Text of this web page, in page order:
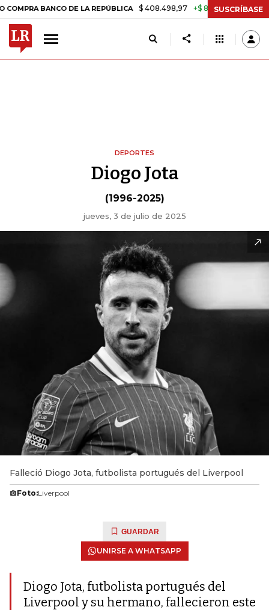
BANCO DE LA REPÚBLICA $ 408.498,97 +$ 8.753,81 +2,19%
SUSCRÍBASE
DEPORTES
Diogo Jota
(1996-2025)
jueves, 3 de julio de 2025
Falleció Diogo Jota, futbolista portugués del Liverpool
Foto:Liverpool
GUARDAR
UNIRSE A WHATSAPP
Diogo Jota, futbolista portugués del
Liverpool y su hermano, fallecieron este